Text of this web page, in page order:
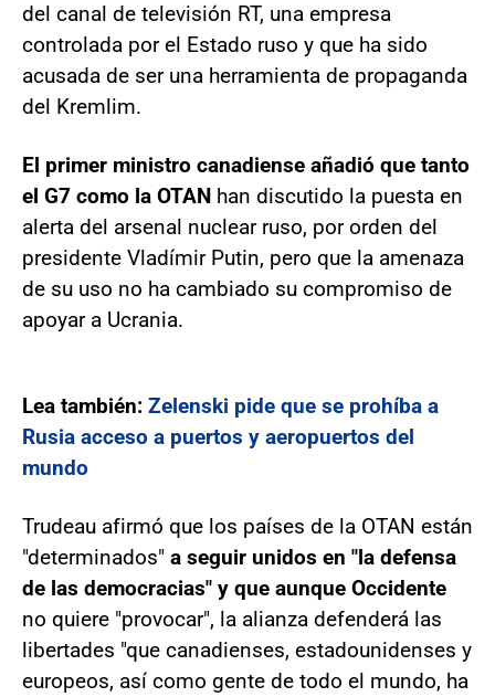
del canal de televisión RT, una empresa
controlada por el Estado ruso y que ha sido
acusada de ser una herramienta de propaganda
del Kremlim.
El primer ministro canadiense añadió que tanto
el G7 como la OTAN han discutido la puesta en
alerta del arsenal nuclear ruso, por orden del
presidente Vladímir Putin, pero que la amenaza
de su uso no ha cambiado su compromiso de
apoyar a Ucrania.
Lea también: Zelenski pide que se prohíba a
Rusia acceso a puertos y aeropuertos del
mundo
Trudeau afirmó que los países de la OTAN están
"determinados" a seguir unidos en "la defensa
de las democracias" y que aunque Occidente
no quiere "provocar", la alianza defenderá las
libertades "que canadienses, estadounidenses y
europeos, así como gente de todo el mundo, ha